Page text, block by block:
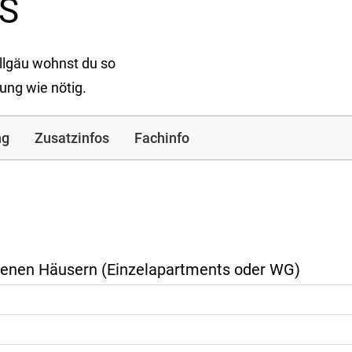
wohnst du so
wie nötig.
Zusatzinfos Fachinfo
Häusern (Einzelapartments oder WG)